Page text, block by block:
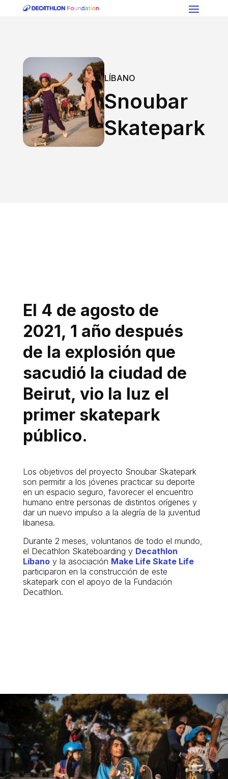
LÍBANO
Snoubar
Skatepark
El 4 de agosto de
2021, 1 año después
de la explosión que
sacudió la ciudad de
Beirut, vio la luz el
primer skatepark
público.
Los objetivos del proyecto Snoubar Skatepark
son permitir a los jóvenes practicar su deporte
en un espacio seguro, favorecer el encuentro
humano entre personas de distintos orígenes y
dar un nuevo impulso a la alegría de la juventud
libanesa.
Durante 2 meses, voluntarios de todo el mundo,
el Decathlon Skateboarding y Decathlon
Líbano y la asociación Make Life Skate Life
participaron en la construcción de este
skatepark con el apoyo de la Fundación
Decathlon.